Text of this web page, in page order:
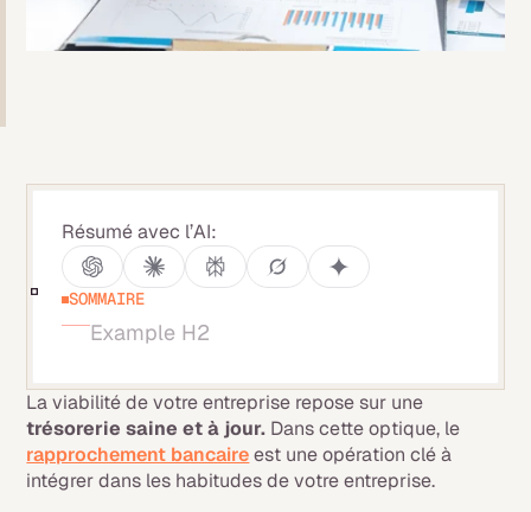
Résumé avec l’AI:
SOMMAIRE
Example H2
La viabilité de votre entreprise repose sur une
trésorerie saine et à jour. Dans cette optique, le
rapprochement bancaireest une opération clé à
intégrer dans les habitudes de votre entreprise.